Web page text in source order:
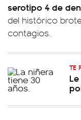
serotipo 4 de
del histórico
contagios.
TE